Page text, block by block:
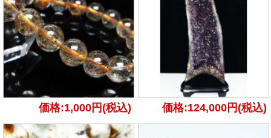
価格:1,000円(税込) 価格:124,000円(税込)